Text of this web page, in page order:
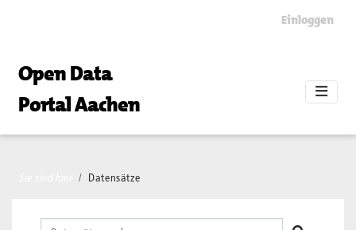
Einloggen
Open Data
Portal Aachen
Datensätze